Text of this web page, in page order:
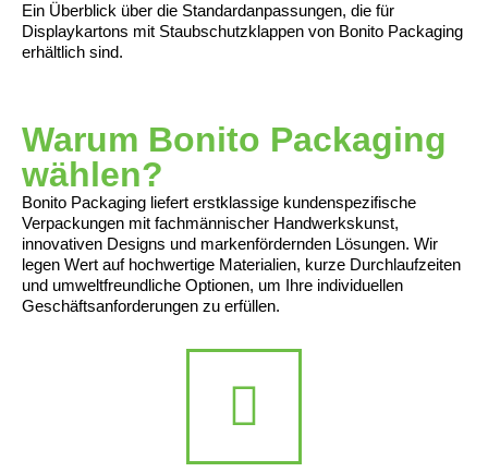
Ein Überblick über die Standardanpassungen, die für
Displaykartons mit Staubschutzklappen von Bonito Packaging
erhältlich sind.
Warum Bonito Packaging
wählen?
Bonito Packaging liefert erstklassige kundenspezifische
Verpackungen mit fachmännischer Handwerkskunst,
innovativen Designs und markenfördernden Lösungen. Wir
legen Wert auf hochwertige Materialien, kurze Durchlaufzeiten
und umweltfreundliche Optionen, um Ihre individuellen
Geschäftsanforderungen zu erfüllen.